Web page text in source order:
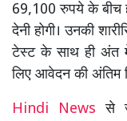
69,100 रुपये के बीच
देनी होगी। उनकी
टेस्ट के साथ ही अंत में
लिए आवेदन की अंतिम
Hindi Newsसे